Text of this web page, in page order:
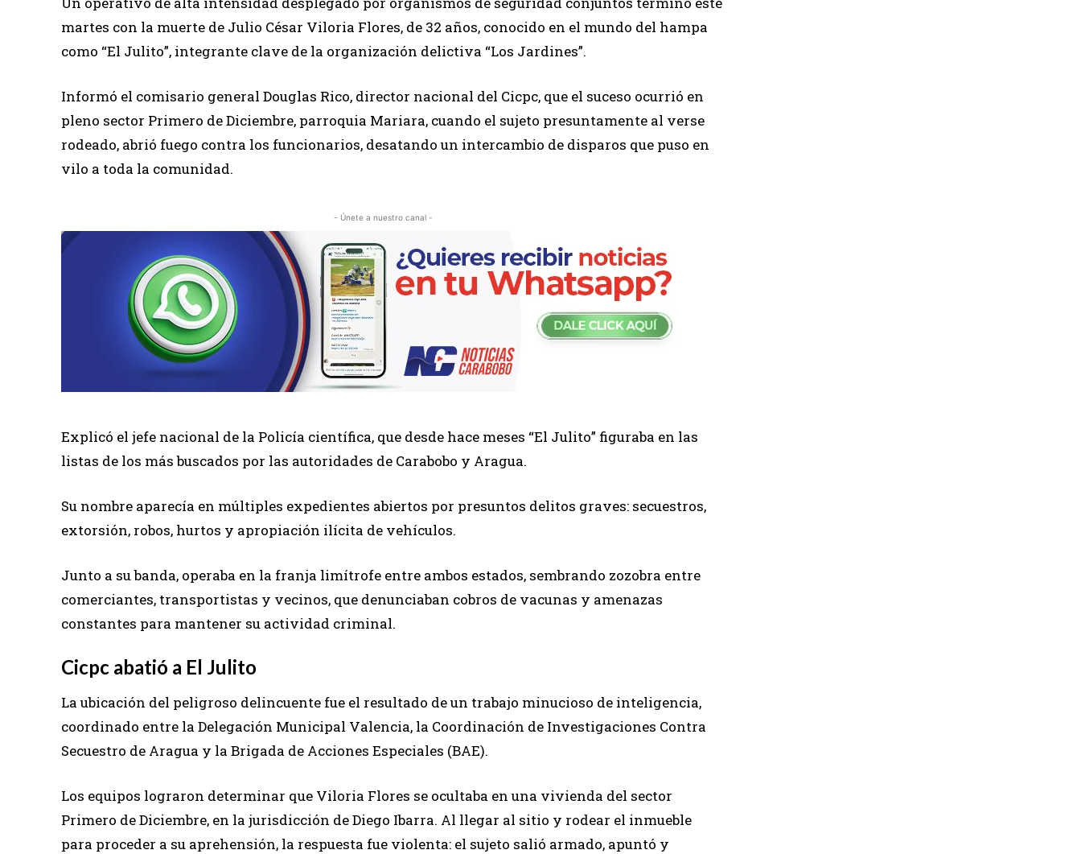
martes con la muerte de Julio César Viloria Flores, de 32 años, conocido en el mundo del hampa
como “El Julito”, integrante clave de la organización delictiva “Los Jardines”.
Informó el comisario general Douglas Rico, director nacional del Cicpc, que el suceso ocurrió en
pleno sector Primero de Diciembre, parroquia Mariara, cuando el sujeto presuntamente al verse
rodeado, abrió fuego contra los funcionarios, desatando un intercambio de disparos que puso en
vilo a toda la comunidad.
- Únete a nuestro canal -
Explicó el jefe nacional de la Policía científica, que desde hace meses “El Julito” figuraba en las
listas de los más buscados por las autoridades de Carabobo y Aragua.
Su nombre aparecía en múltiples expedientes abiertos por presuntos delitos graves: secuestros,
extorsión, robos, hurtos y apropiación ilícita de vehículos.
Junto a su banda, operaba en la franja limítrofe entre ambos estados, sembrando zozobra entre
comerciantes, transportistas y vecinos, que denunciaban cobros de vacunas y amenazas
constantes para mantener su actividad criminal.
Cicpc abatió a El Julito
La ubicación del peligroso delincuente fue el resultado de un trabajo minucioso de inteligencia,
coordinado entre la Delegación Municipal Valencia, la Coordinación de Investigaciones Contra
Secuestro de Aragua y la Brigada de Acciones Especiales (BAE).
Los equipos lograron determinar que Viloria Flores se ocultaba en una vivienda del sector
Primero de Diciembre, en la jurisdicción de Diego Ibarra. Al llegar al sitio y rodear el inmueble
para proceder a su aprehensión, la respuesta fue violenta: el sujeto salió armado, apuntó y